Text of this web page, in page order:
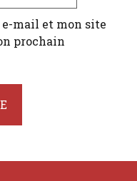
mail et mon site
prochain